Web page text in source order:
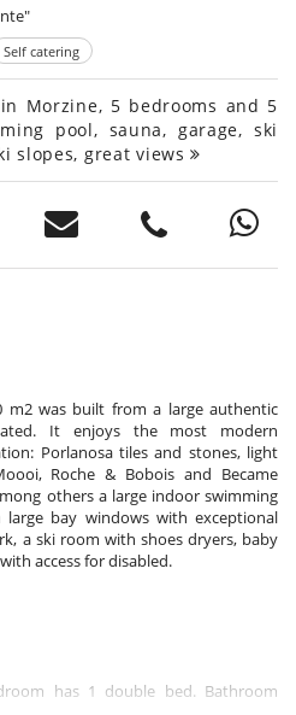
Self catering
Morzine, 5 bedrooms and 5
pool, sauna, garage, ski
slopes, great views
m2 was built from a large authentic
It enjoys the most modern
Porlanosa tiles and stones, light
Roche & Bobois and Became
others a large indoor swimming
bay windows with exceptional
a ski room with shoes dryers, baby
access for disabled.
has 1 double bed. Bathroom